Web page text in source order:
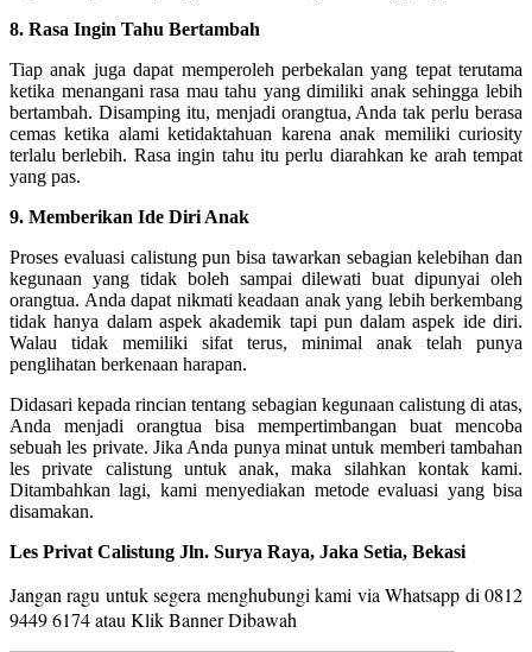
8. Rasa Ingin Tahu Bertambah
Tiap anak juga dapat memperoleh perbekalan yang tepat terutama
ketika menangani rasa mau tahu yang dimiliki anak sehingga lebih
bertambah. Disamping itu, menjadi orangtua, Anda tak perlu berasa
cemas ketika alami ketidaktahuan karena anak memiliki curiosity
terlalu berlebih. Rasa ingin tahu itu perlu diarahkan ke arah tempat
yang pas.
9. Memberikan Ide Diri Anak
Proses evaluasi calistung pun bisa tawarkan sebagian kelebihan dan
kegunaan yang tidak boleh sampai dilewati buat dipunyai oleh
orangtua. Anda dapat nikmati keadaan anak yang lebih berkembang
tidak hanya dalam aspek akademik tapi pun dalam aspek ide diri.
Walau tidak memiliki sifat terus, minimal anak telah punya
penglihatan berkenaan harapan.
Didasari kepada rincian tentang sebagian kegunaan calistung di atas,
Anda menjadi orangtua bisa mempertimbangan buat mencoba
sebuah les private. Jika Anda punya minat untuk memberi tambahan
les private calistung untuk anak, maka silahkan kontak kami.
Ditambahkan lagi, kami menyediakan metode evaluasi yang bisa
disamakan.
Les Privat Calistung Jln. Surya Raya, Jaka Setia, Bekasi
Jangan ragu untuk segera menghubungi kami via Whatsapp di 0812
9449 6174 atau Klik Banner Dibawah